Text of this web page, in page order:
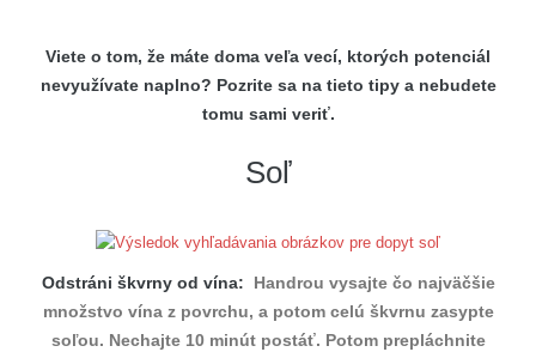
Viete o tom, že máte doma veľa vecí, ktorých potenciál
nevyužívate naplno? Pozrite sa na tieto tipy a nebudete
tomu sami veriť.
Soľ
Odstráni škvrny od vína: Handrou vysajte čo najväčšie
množstvo vína z povrchu, a potom celú škvrnu zasypte
soľou. Nechajte 10 minút postáť. Potom prepláchnite